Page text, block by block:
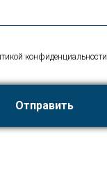
конфиденциальности
Отправить